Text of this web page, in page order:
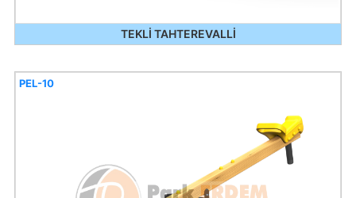
TEKLİ TAHTEREVALLİ
PEL-10